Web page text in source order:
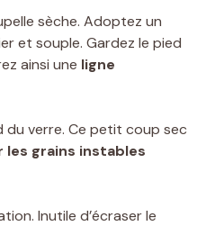
sèche. Adoptez un
et souple. Gardez le pied
ainsi une ligne
verre. Ce petit coup sec
grains instables
Inutile d’écraser le